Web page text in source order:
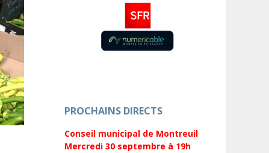
PROCHAINS DIRECTS
Conseil municipal de Montreuil
Mercredi 30 septembre à 19h